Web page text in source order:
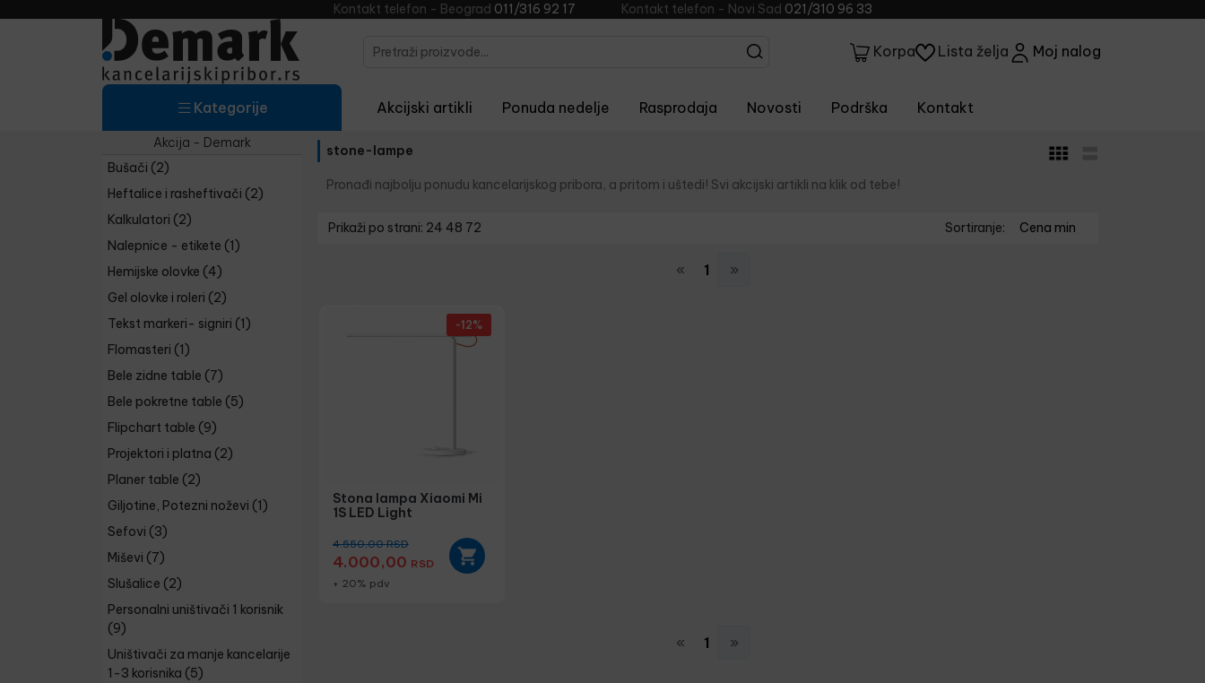
Kontakt telefon - Beograd 011/316 92 17 Kontakt telefon - Novi Sad 021/310 96 33
Moj nalog
Korpa Lista želja
Kategorije Akcijski artikli Ponuda nedelje Rasprodaja Novosti Podrška Kontakt
Akcija - Demark
Bušači (2)
Heftalice i rasheftivači (2)
Kalkulatori (2)
Nalepnice - etikete (1)
Hemijske olovke (4)
Gel olovke i roleri (2)
Tekst markeri- signiri (1)
Flomasteri (1)
Bele zidne table (7)
Bele pokretne table (5)
Flipchart table (9)
Projektori i platna (2)
Planer table (2)
Giljotine, Potezni noževi (1)
Sefovi (3)
Miševi (7)
Slušalice (2)
Personalni uništivači 1 korisnik
(9)
Uništivači za manje kancelarije
1-3 korisnika (5)
stone-lampe
Pronađi najbolju ponudu kancelarijskog pribora, a pritom i uštedi! Svi akcijski artikli na klik od tebe!
Prikaži po strani: 24 48 72 Sortiranje: Cena min
« 1 »
Stona lampa Xiaomi Mi
1S LED Light
4.550,00RSD
4.000,00 RSD
-12%
+ 20% pdv
« 1 »